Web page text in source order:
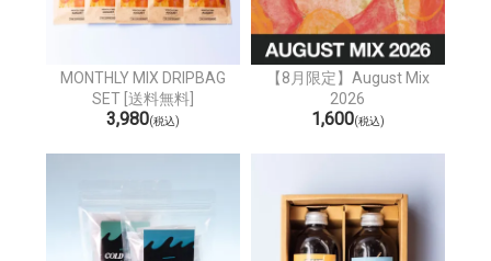
MONTHLY MIX DRIPBAG
SET [送料無料]
3,980(税込)
【8月限定】August Mix
2026
1,600(税込)